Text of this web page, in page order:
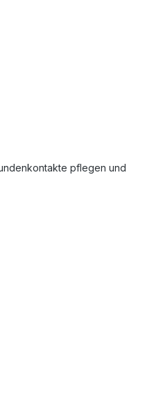
pflegen und